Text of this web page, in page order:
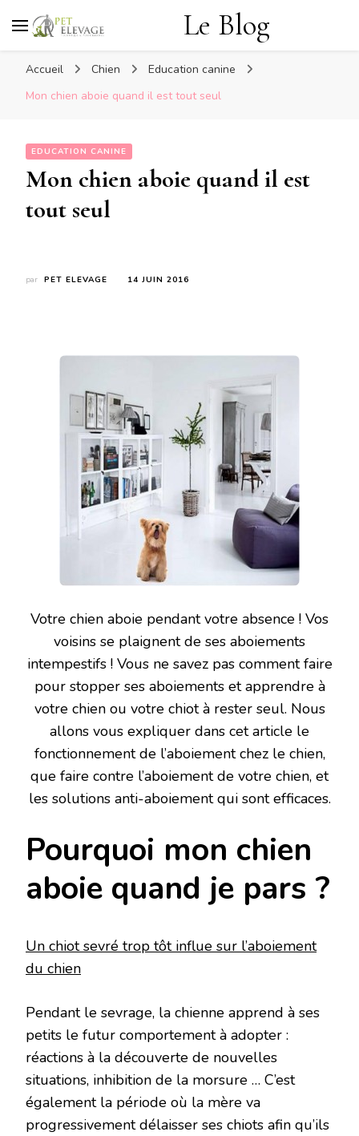
Le Blog
Accueil Chien
Education canine
Mon chien aboie quand il est tout seul
EDUCATION CANINE
Mon chien aboie quand il est
tout seul
par PET ELEVAGE 14 JUIN 2016
Votre chien aboie pendant votre absence ! Vos
voisins se plaignent de ses aboiements
intempestifs ! Vous ne savez pas comment faire
pour stopper ses aboiements et apprendre à
votre chien ou votre chiot à rester seul. Nous
allons vous expliquer dans cet article le
fonctionnement de l’aboiement chez le chien,
que faire contre l’aboiement de votre chien, et
les solutions anti-aboiement qui sont efficaces.
Pourquoi mon chien
aboie quand je pars ?
Un chiot sevré trop tôt influe sur l’aboiement
du chien
Pendant le sevrage, la chienne apprend à ses
petits le futur comportement à adopter :
réactions à la découverte de nouvelles
situations, inhibition de la morsure … C’est
également la période où la mère va
progressivement délaisser ses chiots afin qu’ils